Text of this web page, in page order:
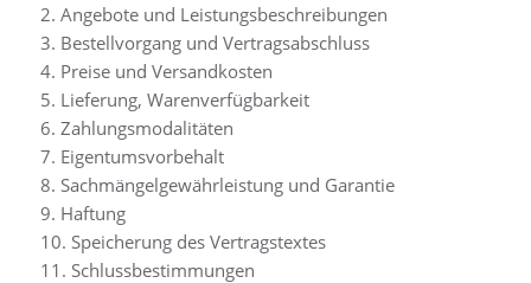
2. Angebote und Leistungsbeschreibungen
3. Bestellvorgang und Vertragsabschluss
4. Preise und Versandkosten
5. Lieferung, Warenverfügbarkeit
6. Zahlungsmodalitäten
7. Eigentumsvorbehalt
8. Sachmängelgewährleistung und Garantie
9. Haftung
10. Speicherung des Vertragstextes
11. Schlussbestimmungen